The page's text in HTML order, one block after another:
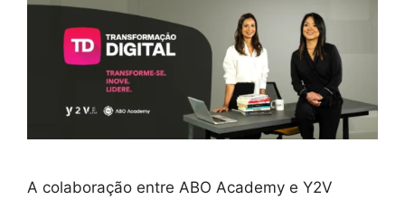
A colaboração entre ABO Academy e Y2V